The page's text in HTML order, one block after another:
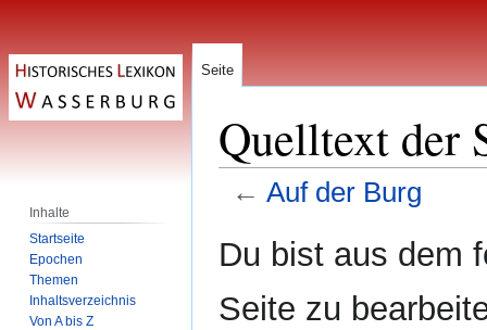
Quelltext der
← Auf der Burg
Navigation
Suche
Du bist aus dem
Seite zu
Seite
Inhalte
Startseite
Epochen
Themen
Inhaltsverzeichnis
Von A bis Z